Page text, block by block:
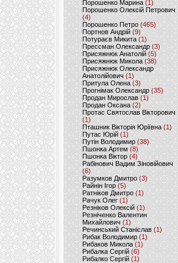
Порошенко Марина (1)
Порошенко Олексій Петрович
(4)
Порошенко Петро (465)
Портнов Андрій (9)
Потураєв Микита(1)
Прессман Олександр(3)
Присяжнюк Анатолій (5)
Присяжнюк Микола (38)
Присяжнюк Олександр
Анатолійович (1)
Притула Олена (3)
Прогнімак Олександр(35)
Продан Мирослав(1)
Продан Оксана (2)
Протас Святослав Вікторович
(1)
Пташник Вікторія Юріївна (1)
Путас Юрій (1)
Путін Володимир(38)
Пшонка Артем (8)
Пшонка Віктор(4)
Рабінович Вадим Зіновійович
(6)
Разумков Дмитро (3)
Райнін Ігор(5)
Ратніков Дмитро (1)
Рачук Олег (1)
Резніков Олексій(1)
Резніченко Валентин
Михайлович (1)
Речинський Станіслав (1)
Рибак Володимир(1)
Рибаков Микола(1)
Рибалка Сергій (6)
Рибалко Сергій (1)